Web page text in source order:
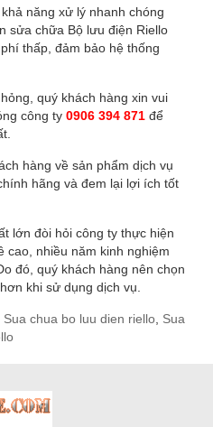
năng xử lý nhanh chóng
sửa chữa Bộ lưu điện Riello
thấp, đảm bảo hệ thống
quý khách hàng xin vui
công ty 0906 394 871 để
hàng về sản phẩm dịch vụ
hãng và đem lại lợi ích tốt
lớn đòi hỏi công ty thực hiện
cao, nhiều năm kinh nghiệm
đó, quý khách hàng nên chọn
khi sử dụng dịch vụ.
Sua chua bo luu dien riello Sua